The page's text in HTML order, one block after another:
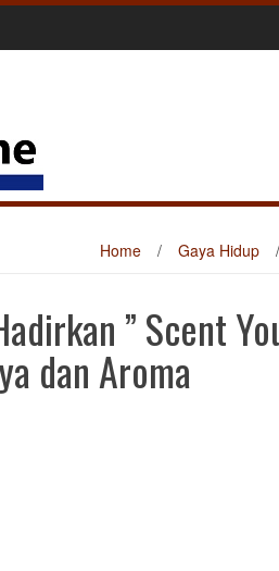
Home / Gaya Hidup /
” Scent
dan Aroma